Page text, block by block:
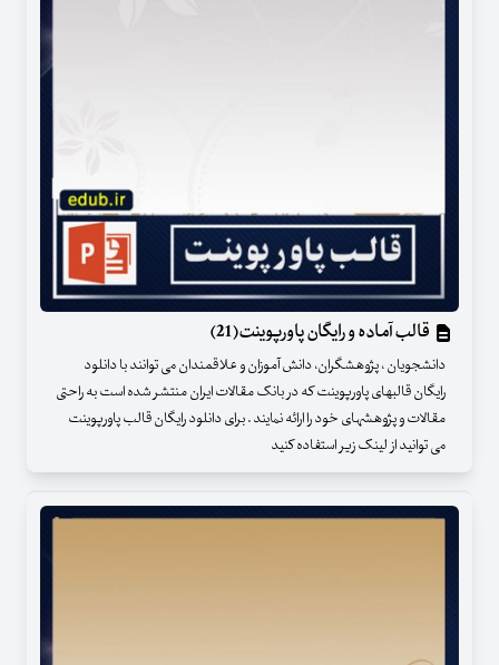
قالب آماده و رایگان پاورپوینت(21)
دانشجویان ، پژوهشگران، دانش آموزان و علاقمندان می توانند با دانلود
رایگان قالبهای پاورپوینت که در بانک مقالات ایران منتشر شده است به راحتی
مقالات و پژوهشهای خود را ارائه نمایند . برای دانلود رایگان قالب پاورپوینت
می توانید از لینک زیر استفاده کنید